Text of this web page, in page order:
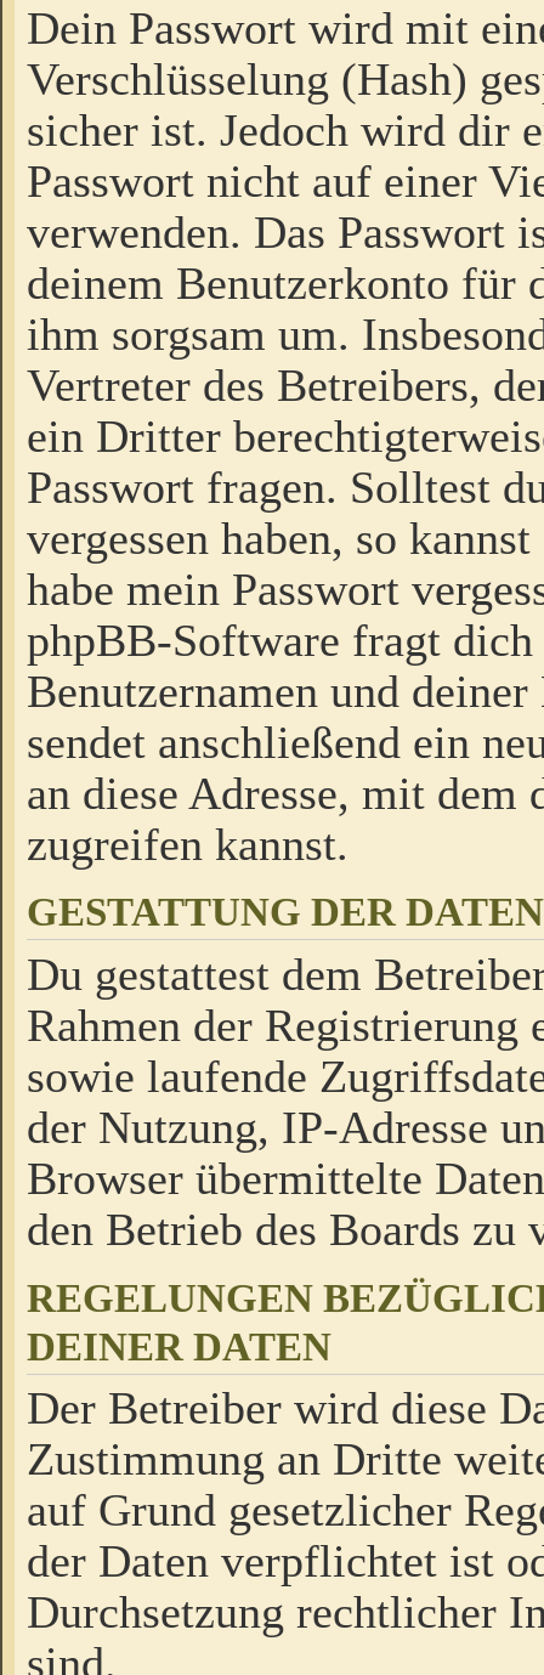
Dein Passwort wird mit
Verschlüsselung (Hash)
sicher ist. Jedoch wird dir
Passwort nicht auf einer
verwenden. Das Passwort
deinem Benutzerkonto für
ihm sorgsam um.
Vertreter des Betreibers,
ein Dritter
Passwort fragen. Solltest
vergessen haben, so
habe mein Passwort
phpBB-Software fragt dich
Benutzernamen und
sendet anschließend ein
an diese Adresse, mit dem
zugreifen kannst.
GESTATTUNG DER
Du gestattest dem
Rahmen der Registrierung
sowie laufende
der Nutzung, IP-Adresse
Browser übermittelte
den Betrieb des Boards zu
REGELUNGEN
DEINER DATEN
Der Betreiber wird diese
Zustimmung an Dritte
auf Grund gesetzlicher
der Daten verpflichtet ist
Durchsetzung rechtlicher
sind.